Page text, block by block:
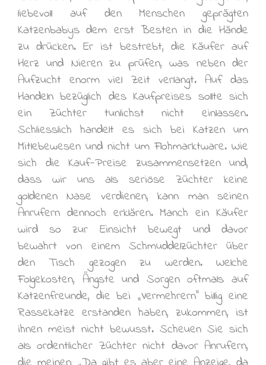
liebevoll auf den Menschen geprägten
Katzenbabys dem erst Besten in die Hände
zu drücken. Er ist bestrebt, die Käufer auf
Herz und Nieren zu prüfen, was neben der
Aufzucht enorm viel Zeit verlangt. Auf das
Handeln bezüglich des Kaufpreises sollte sich
ein Züchter tunlichst nicht einlassen.
Schliesslich handelt es sich bei Katzen um
Mitlebewesen und nicht um Flohmarktware. Wie
sich die Kauf-Preise zusammensetzen und,
dass wir uns als seriöse Züchter keine
goldenen Nase verdienen, kann man seinen
Anrufern dennoch erklären. Manch ein Käufer
wird so zur Einsicht bewegt und davor
bewahrt von einem Schmuddelzüchter über
den Tisch gezogen zu werden. Welche
Folgekosten, Ängste und Sorgen oftmals auf
Katzenfreunde, die bei „Vermehrern“ billig eine
Rassekatze erstanden haben, zukommen, ist
ihnen meist nicht bewusst. Scheuen Sie sich
als ordentlicher Züchter nicht davor Anrufern,